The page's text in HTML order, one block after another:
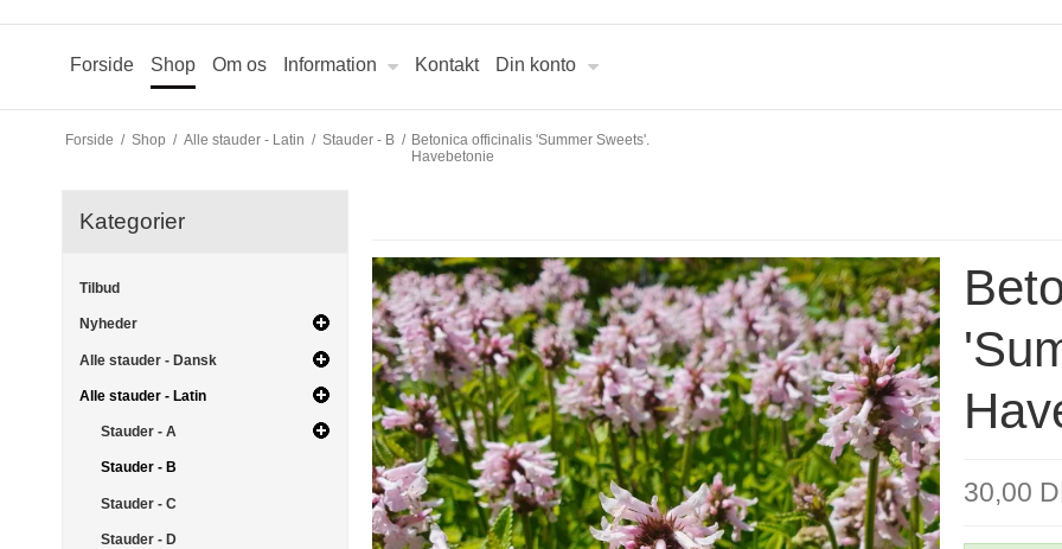
Forside Shop Om os Information Kontakt Din konto
Forside / Shop / Alle stauder - Latin / Stauder - B / Betonica officinalis 'Summer Sweets'.
Havebetonie
Kategorier
Tilbud
Nyheder
Alle stauder - Dansk
Alle stauder - Latin
Stauder - A
Stauder - B
Stauder - C
Stauder - D
30,00